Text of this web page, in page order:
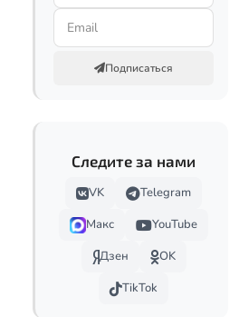
Подписаться
Следите за нами
VK
Telegram
Макс
YouTube
Дзен
OK
TikTok